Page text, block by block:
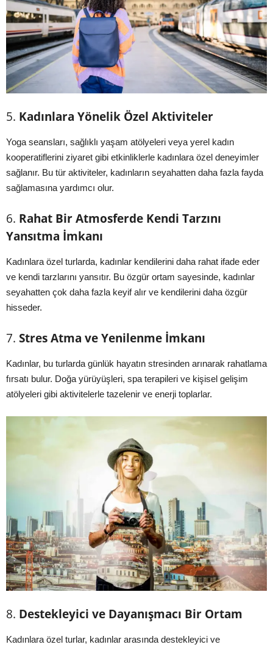
5. Kadınlara Yönelik Özel Aktiviteler
Yoga seansları, sağlıklı yaşam atölyeleri veya yerel kadın
kooperatiflerini ziyaret gibi etkinliklerle kadınlara özel deneyimler
sağlanır. Bu tür aktiviteler, kadınların seyahatten daha fazla fayda
sağlamasına yardımcı olur.
6. Rahat Bir Atmosferde Kendi Tarzını
Yansıtma İmkanı
Kadınlara özel turlarda, kadınlar kendilerini daha rahat ifade eder
ve kendi tarzlarını yansıtır. Bu özgür ortam sayesinde, kadınlar
seyahatten çok daha fazla keyif alır ve kendilerini daha özgür
hisseder.
7. Stres Atma ve Yenilenme İmkanı
Kadınlar, bu turlarda günlük hayatın stresinden arınarak rahatlama
fırsatı bulur. Doğa yürüyüşleri, spa terapileri ve kişisel gelişim
atölyeleri gibi aktivitelerle tazelenir ve enerji toplarlar.
8. Destekleyici ve Dayanışmacı Bir Ortam
Kadınlara özel turlar, kadınlar arasında destekleyici ve